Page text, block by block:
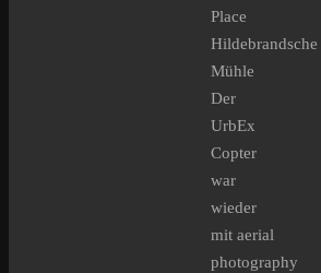
Place
Hildebrandsche
Mühle
Der
UrbEx
Copter
war
wieder
mit aerial
photography